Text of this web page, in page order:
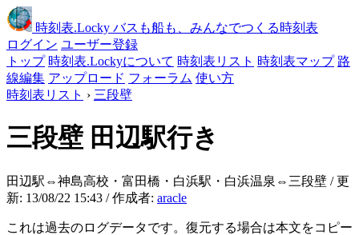
時刻表.Locky バスも船も、みんなでつくる時刻表
ログイン ユーザー登録
トップ 時刻表.Lockyについて 時刻表リスト 時刻表マップ 路
線編集 アップロード フォーラム 使い方
時刻表リスト › 三段壁
三段壁 田辺駅行き
田辺駅⇔神島高校・富田橋・白浜駅・白浜温泉⇔三段壁 / 更
新: 13/08/22 15:43 / 作成者: aracle
これは過去のログデータです。復元する場合は本文をコピー